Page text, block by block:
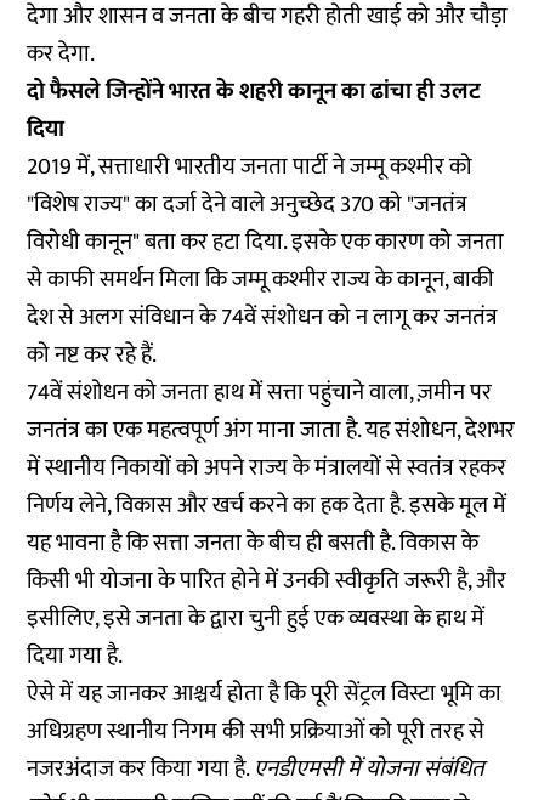
देगा और शासन व जनता के बीच गहरी होती खाई को और चौड़ा
कर देगा.
दो फैसले जिन्होंने भारत के शहरी कानून का ढांचा ही उलट
दिया
2019 में, सत्ताधारी भारतीय जनता पार्टी ने जम्मू कश्मीर को
"विशेष राज्य" का दर्जा देने वाले अनुच्छेद 370 को "जनतंत्र
विरोधी कानून" बता कर हटा दिया. इसके एक कारण को जनता
से काफी समर्थन मिला कि जम्मू कश्मीर राज्य के कानून, बाकी
देश से अलग संविधान के 74वें संशोधन को न लागू कर जनतंत्र
को नष्ट कर रहे हैं.
74वें संशोधन को जनता हाथ में सत्ता पहुंचाने वाला, ज़मीन पर
जनतंत्र का एक महत्वपूर्ण अंग माना जाता है. यह संशोधन, देशभर
में स्थानीय निकायों को अपने राज्य के मंत्रालयों से स्वतंत्र रहकर
निर्णय लेने, विकास और खर्च करने का हक देता है. इसके मूल में
यह भावना है कि सत्ता जनता के बीच ही बसती है. विकास के
किसी भी योजना के पारित होने में उनकी स्वीकृति जरूरी है, और
इसीलिए, इसे जनता के द्वारा चुनी हुई एक व्यवस्था के हाथ में
दिया गया है.
ऐसे में यह जानकर आश्चर्य होता है कि पूरी सेंट्रल विस्टा भूमि का
अधिग्रहण स्थानीय निगम की सभी प्रक्रियाओं को पूरी तरह से
नजरअंदाज कर किया गया है.एनडीएमसी में योजना संबंधित